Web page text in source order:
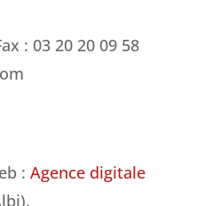
: 03 20 20 09 58
: Agence digitale